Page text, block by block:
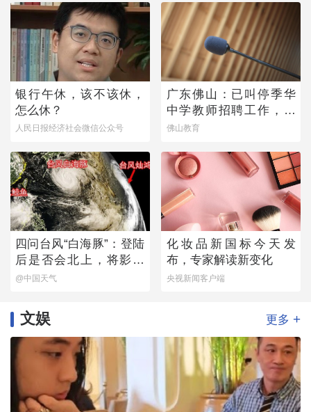
银行午休，该不该休，
怎么休？
人民日报经济社会微信公众号
广东佛山：已叫停季华
中学教师招聘工作，开
展全面核查
佛山教育
四问台风“白海豚”：登陆
后是否会北上，将影响
哪些地方？
@中国天气
化妆品新国标今天发
布，专家解读新变化
央视新闻客户端
文娱 更多 +